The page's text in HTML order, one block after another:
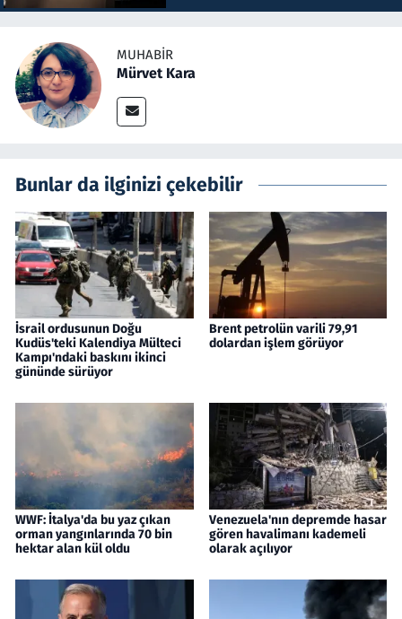
MUHABIR
Mürvet Kara
Bunlar da ilginizi çekebilir
İsrail ordusunun Doğu
Kudüs'teki Kalendiya Mülteci
Kampı'ndaki baskını ikinci
gününde sürüyor
Brent petrolün varili 79,91
dolardan işlem görüyor
WWF: İtalya'da bu yaz çıkan
orman yangınlarında 70 bin
hektar alan kül oldu
Venezuela'nın depremde hasar
gören havalimanı kademeli
olarak açılıyor